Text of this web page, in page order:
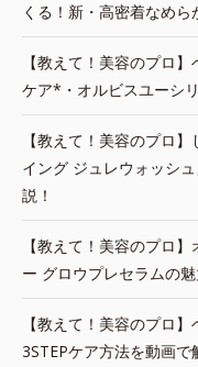
くる！新・高密着なめ
【教えて！美容のプロ
ケア*・オルビスユーシ
【教えて！美容のプロ
イング ジュレウォッシ
説！
【教えて！美容のプロ
ー グロウプレセラムの
【教えて！美容のプロ
3STEPケア方法を動画で